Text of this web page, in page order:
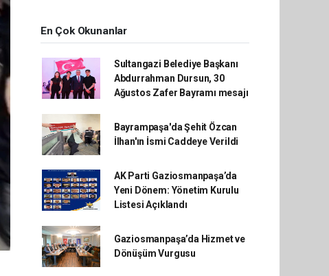
En Çok Okunanlar
Sultangazi Belediye Başkanı
Abdurrahman Dursun, 30
Ağustos Zafer Bayramı mesajı
Bayrampaşa'da Şehit Özcan
İlhan'ın İsmi Caddeye Verildi
AK Parti Gaziosmanpaşa’da
Yeni Dönem: Yönetim Kurulu
Listesi Açıklandı
Gaziosmanpaşa’da Hizmet ve
Dönüşüm Vurgusu